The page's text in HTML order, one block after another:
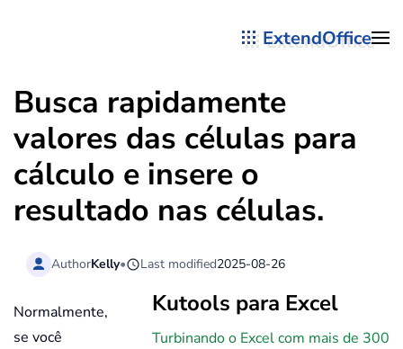
ExtendOffice
Busca rapidamente
valores das células para
cálculo e insere o
resultado nas células.
AuthorKelly• Last modified2025-08-26
Kutools para Excel
Turbinando o Excel com mais de 300
Normalmente,
se você